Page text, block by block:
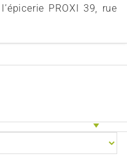
PROXI 39, rue